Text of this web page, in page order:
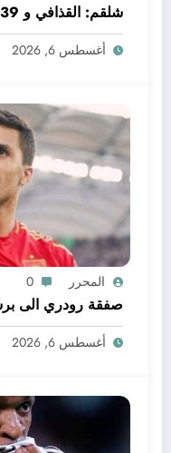
شلقم: القذافي و 39 حواري
أغسطس 6, 2026
المحرر 0
صفقة رودري الى
أغسطس 6, 2026